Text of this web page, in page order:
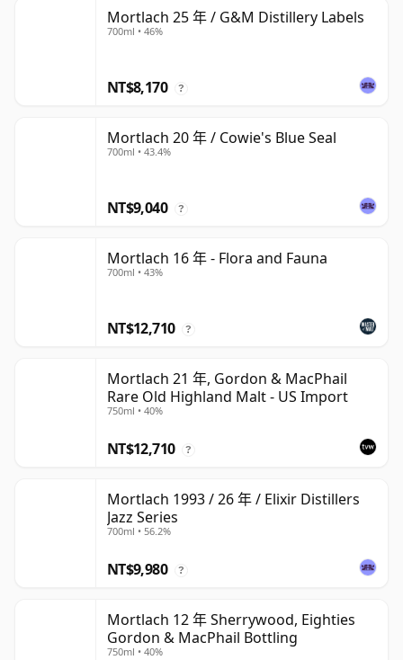
Mortlach 25 年 / G&M Distillery Labels
700ml • 46%
NT$8,170 ?
Mortlach 20 年 / Cowie's Blue Seal
700ml • 43.4%
NT$9,040 ?
Mortlach 16 年 - Flora and Fauna
700ml • 43%
NT$12,710 ?
Mortlach 21 年, Gordon & MacPhail
Rare Old Highland Malt - US Import
750ml • 40%
NT$12,710 ?
Mortlach 1993 / 26 年 / Elixir Distillers
Jazz Series
700ml • 56.2%
NT$9,980 ?
Mortlach 12 年 Sherrywood, Eighties
Gordon & MacPhail Bottling
750ml • 40%